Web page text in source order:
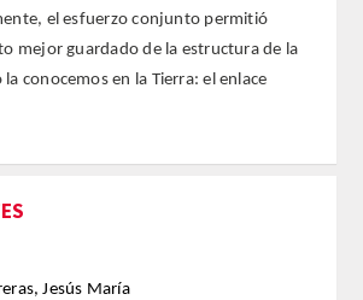
el esfuerzo conjunto permitió
mejor guardado de la estructura de la
conocemos en la Tierra: el enlace
Jesús María